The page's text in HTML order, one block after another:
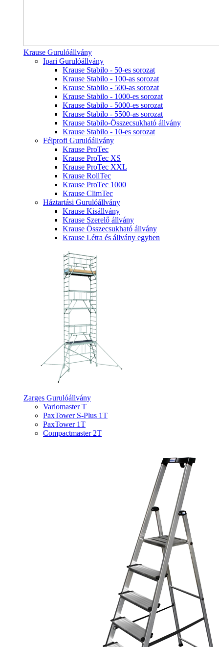
Krause Gurulóállvány
Ipari Gurulóállvány
Krause Stabilo - 50-es sorozat
Krause Stabilo - 100-as sorozat
Krause Stabilo - 500-as sorozat
Krause Stabilo - 1000-es sorozat
Krause Stabilo - 5000-es sorozat
Krause Stabilo - 5500-as sorozat
Krause Stabilo-Összecsukható állvány
Krause Stabilo - 10-es sorozat
Félprofi Gurulóállvány
Krause ProTec
Krause ProTec XS
Krause ProTec XXL
Krause RollTec
Krause ProTec 1000
Krause ClimTec
Háztartási Gurulóállvány
Krause Kisállvány
Krause Szerelő állvány
Krause Összecsukható állvány
Krause Létra és állvány egyben
Zarges Gurulóállvány
Variomaster T
PaxTower S-Plus 1T
PaxTower 1T
Compactmaster 2T